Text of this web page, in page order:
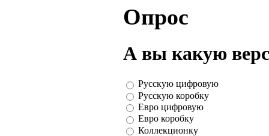
Опрос
А вы какую
Русскую цифровую
Русскую коробку
Евро цифровую
Евро коробку
Коллекционку